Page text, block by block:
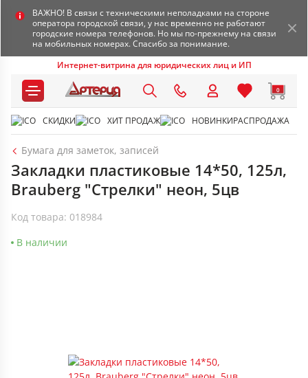
ВАЖНО! В связи с техническими неполадками на стороне
оператора городской связи, у нас временно не работают
городские номера телефонов. Но мы по-прежнему на связи
на мобильных номерах. Спасибо за понимание.
Интернет-витрина для юридических лиц и ИП
0
СКИДКИ ХИТ ПРОДАЖ НОВИНКИРАСПРОДАЖА
Бумага для заметок, записей
Закладки пластиковые 14*50, 125л,
Brauberg "Стрелки" неон, 5цв
Код товара: 018984
В наличии